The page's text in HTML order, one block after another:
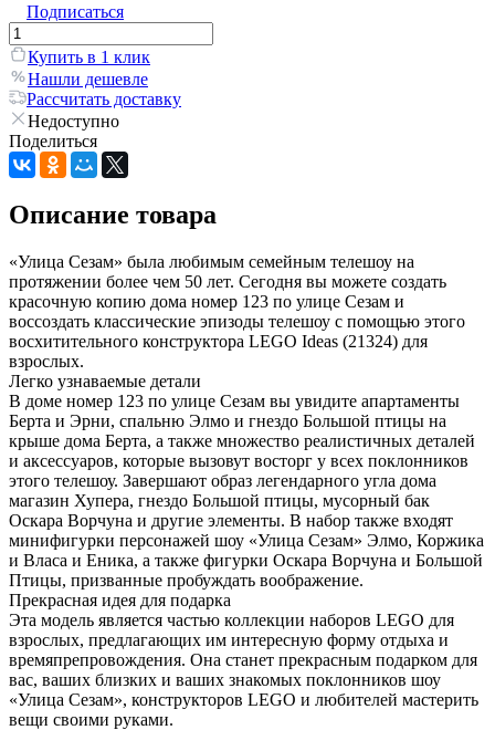
Подписаться
Купить в 1 клик
Нашли дешевле
Рассчитать доставку
Недоступно
Поделиться
Описание товара
«Улица Сезам» была любимым семейным телешоу на
протяжении более чем 50 лет. Сегодня вы можете создать
красочную копию дома номер 123 по улице Сезам и
воссоздать классические эпизоды телешоу с помощью этого
восхитительного конструктора LEGO Ideas (21324) для
взрослых.
Легко узнаваемые детали
В доме номер 123 по улице Сезам вы увидите апартаменты
Берта и Эрни, спальню Элмо и гнездо Большой птицы на
крыше дома Берта, а также множество реалистичных деталей
и аксессуаров, которые вызовут восторг у всех поклонников
этого телешоу. Завершают образ легендарного угла дома
магазин Хупера, гнездо Большой птицы, мусорный бак
Оскара Ворчуна и другие элементы. В набор также входят
минифигурки персонажей шоу «Улица Сезам» Элмо, Коржика
и Власа и Еника, а также фигурки Оскара Ворчуна и Большой
Птицы, призванные пробуждать воображение.
Прекрасная идея для подарка
Эта модель является частью коллекции наборов LEGO для
взрослых, предлагающих им интересную форму отдыха и
времяпрепровождения. Она станет прекрасным подарком для
вас, ваших близких и ваших знакомых поклонников шоу
«Улица Сезам», конструкторов LEGO и любителей мастерить
вещи своими руками.